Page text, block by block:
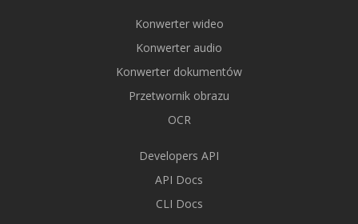
Konwerter wideo
Konwerter audio
Konwerter dokumentów
Przetwornik obrazu
OCR
Developers API
API Docs
CLI Docs